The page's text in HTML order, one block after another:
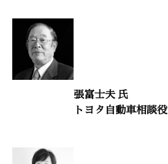
安岡定子（こども論語塾講師）
禅語に学ぶ
「一無位の真人」
池上公介（学校法人池上学園理事長）
張富士夫 氏
トヨタ自動車相談役